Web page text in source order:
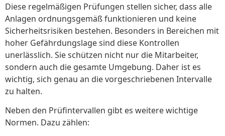
Diese regelmäßigen Prüfungen stellen sicher, dass alle
Anlagen ordnungsgemäß funktionieren und keine
Sicherheitsrisiken bestehen. Besonders in Bereichen mit
hoher Gefährdungslage sind diese Kontrollen
unerlässlich. Sie schützen nicht nur die Mitarbeiter,
sondern auch die gesamte Umgebung. Daher ist es
wichtig, sich genau an die vorgeschriebenen Intervalle
zu halten.
Neben den Prüfintervallen gibt es weitere wichtige
Normen. Dazu zählen: